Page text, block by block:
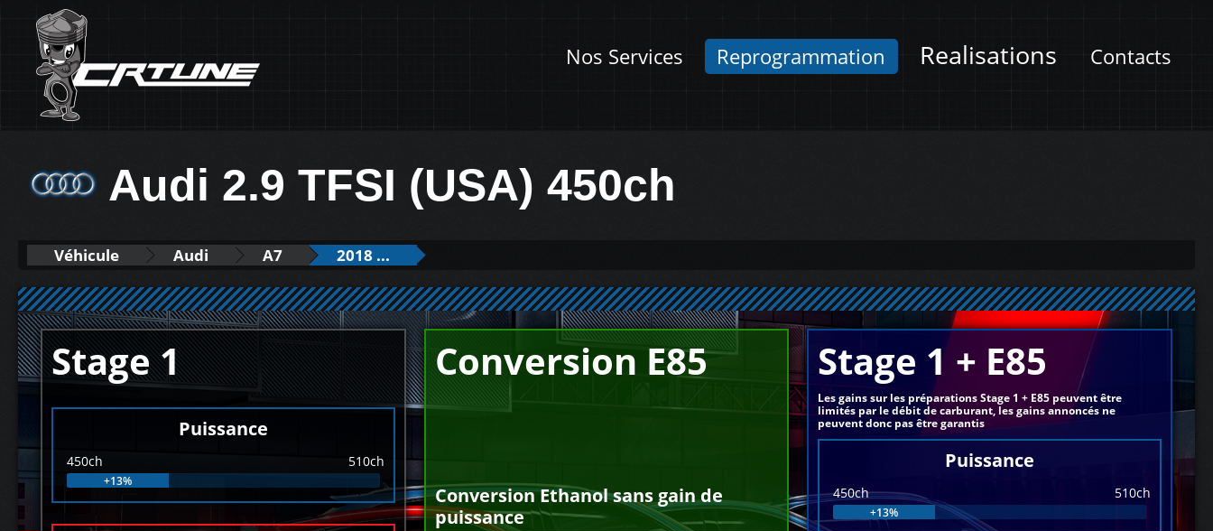
Nos Services Reprogrammation Realisations Contacts
Audi 2.9 TFSI (USA) 450ch
Véhicule Audi A7 2018 ...
Stage 1
Puissance
450ch 510ch
+13%
Conversion E85
Conversion Ethanol sans gain de
puissance
Stage 1 + E85
Les gains sur les préparations Stage 1 + E85 peuvent être
limités par le débit de carburant, les gains annoncés ne
peuvent donc pas être garantis
Puissance
450ch 510ch
+13%